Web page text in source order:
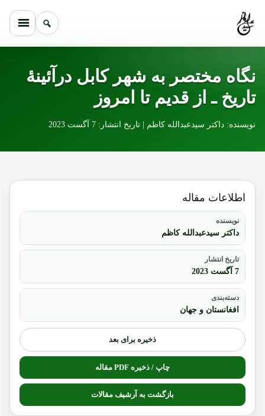
نگاه مختصر به شهر کابل درآئینۀ
تاریخ ـ از قدیم تا امروز
نویسنده: داکتر سیدعبدالله کاظم | تاریخ انتشار: 7 آگست 2023
اطلاعات مقاله
نویسنده
داکتر سیدعبدالله کاظم
تاریخ انتشار
7 آگست 2023
دسته‌بندی
افغانستان و جهان
ذخیره برای بعد
چاپ / ذخیره PDF مقاله
بازگشت به آرشیف مقالات